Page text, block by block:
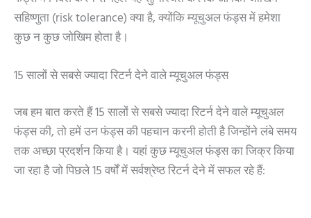
सहिष्णुता (risk tolerance) क्या है, क्योंकि म्यूचुअल फंड्स में हमेशा
कुछ न कुछ जोखिम होता है।
15 सालों से सबसे ज्यादा रिटर्न देने वाले म्यूचुअल फंड्स
जब हम बात करते हैं 15 सालों से सबसे ज्यादा रिटर्न देने वाले म्यूचुअल
फंड्स की, तो हमें उन फंड्स की पहचान करनी होती है जिन्होंने लंबे समय
तक अच्छा प्रदर्शन किया है। यहां कुछ म्यूचुअल फंड्स का जिक्र किया
जा रहा है जो पिछले 15 वर्षों में सर्वश्रेष्ठ रिटर्न देने में सफल रहे हैं: